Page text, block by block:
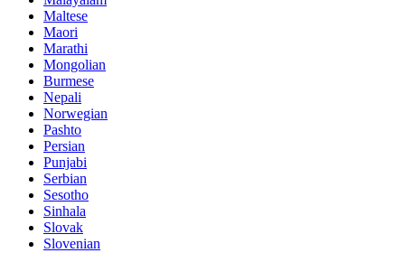
Maltese
Maori
Marathi
Mongolian
Burmese
Nepali
Norwegian
Pashto
Persian
Punjabi
Serbian
Sesotho
Sinhala
Slovak
Slovenian